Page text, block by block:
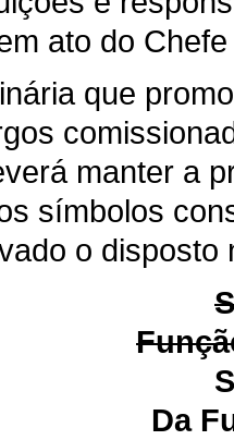
ato do
que
manter a
símbolos
o disposto
de